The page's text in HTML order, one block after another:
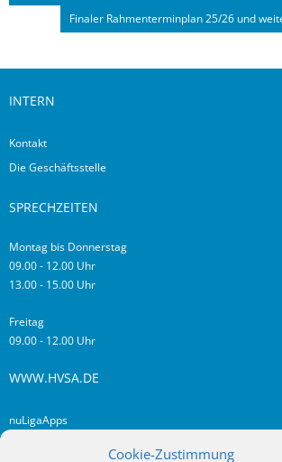
Cookie-Zustimmung
Finaler Rahmenterminplan 25/26 und
INTERN
Kontakt
Die Geschäftsstelle
SPRECHZEITEN
Montag bis Donnerstag
09.00 - 12.00 Uhr
13.00 - 15.00 Uhr
Freitag
09.00 - 12.00 Uhr
WWW.HVSA.DE
nuLigaApps